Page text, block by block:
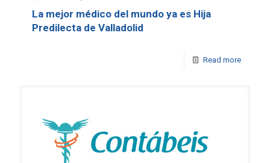
La mejor médico del mundo ya es Hija
Predilecta de Valladolid
Read more